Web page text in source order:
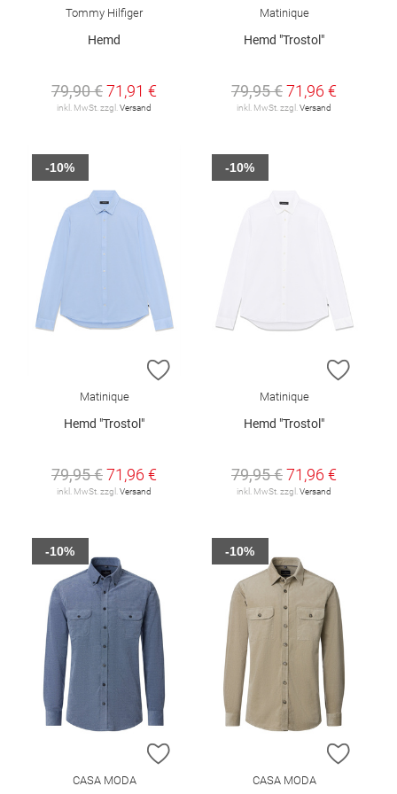
Tommy Hilfiger
Hemd
79,90 €71,91 €
inkl. MwSt. zzgl. Versand
Matinique
Hemd "Trostol"
79,95 €71,96 €
inkl. MwSt. zzgl. Versand
ZUR WUNSCHLISTE HINZUFÜGEN
Matinique
Hemd "Trostol"
79,95 €71,96 €
inkl. MwSt. zzgl. Versand
-10%
ZUR
Matinique
Hemd "Trostol"
79,95 €71,96 €
inkl. MwSt. zzgl. Versand
-10%
ZUR WUNSCHLISTE HINZUFÜGEN
CASA MODA
-10%
ZUR
CASA MODA
-10%